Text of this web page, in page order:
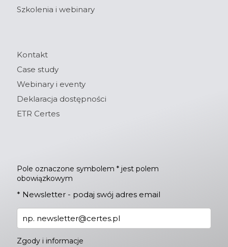
Szkolenia i webinary
Kontakt
Case study
Webinary i eventy
Deklaracja dostępności
ETR Certes
Pole oznaczone symbolem * jest polem
obowiązkowym
* Newsletter - podaj swój adres email
Zgody i informacje